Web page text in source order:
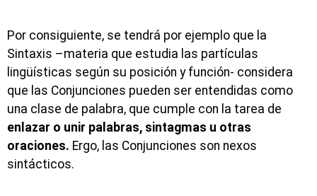
Por consiguiente, se tendrá por ejemplo que la
Sintaxis –materia que estudia las partículas
lingüísticas según su posición y función- considera
que las Conjunciones pueden ser entendidas como
una clase de palabra, que cumple con la tarea de
enlazar o unir palabras, sintagmas u otras
oraciones. Ergo, las Conjunciones son nexos
sintácticos.